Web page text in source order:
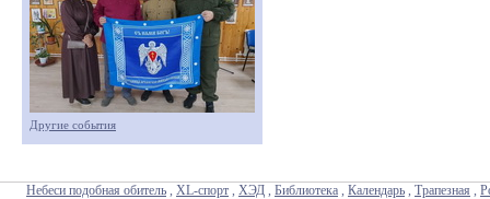
Другие события
Небеси подобная обитель , XL-спорт , ХЭД , Библиотека , Календарь , Трапезная ,